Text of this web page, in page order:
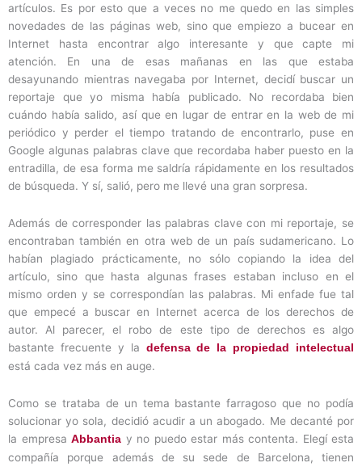
artículos. Es por esto que a veces no me quedo en las simples
novedades de las páginas web, sino que empiezo a bucear en
Internet hasta encontrar algo interesante y que capte mi
atención. En una de esas mañanas en las que estaba
desayunando mientras navegaba por Internet, decidí buscar un
reportaje que yo misma había publicado. No recordaba bien
cuándo había salido, así que en lugar de entrar en la web de mi
periódico y perder el tiempo tratando de encontrarlo, puse en
Google algunas palabras clave que recordaba haber puesto en la
entradilla, de esa forma me saldría rápidamente en los resultados
de búsqueda. Y sí, salió, pero me llevé una gran sorpresa.
Además de corresponder las palabras clave con mi reportaje, se
encontraban también en otra web de un país sudamericano. Lo
habían plagiado prácticamente, no sólo copiando la idea del
artículo, sino que hasta algunas frases estaban incluso en el
mismo orden y se correspondían las palabras. Mi enfade fue tal
que empecé a buscar en Internet acerca de los derechos de
autor. Al parecer, el robo de este tipo de derechos es algo
bastante frecuente y la defensa de la propiedad intelectual
está cada vez más en auge.
Como se trataba de un tema bastante farragoso que no podía
solucionar yo sola, decidió acudir a un abogado. Me decanté por
la empresa Abbantia y no puedo estar más contenta. Elegí esta
compañía porque además de su sede de Barcelona, tienen